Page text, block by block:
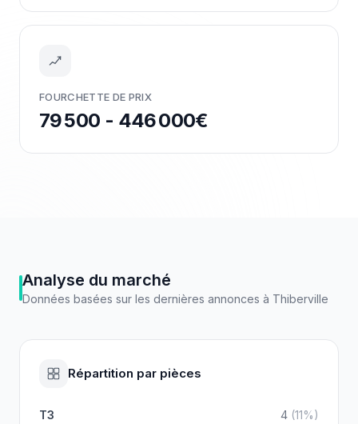
FOURCHETTE DE PRIX
79 500 - 446 000€
Analyse du marché
Données basées sur les dernières annonces à Thiberville
Répartition par pièces
T3 4 (11%)